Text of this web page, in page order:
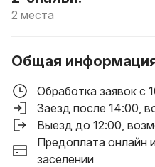
2 места
Общая
Обработка заявок с
Заезд после 14:00,
Выезд до 12:00,
Предоплата онлайн
заселении